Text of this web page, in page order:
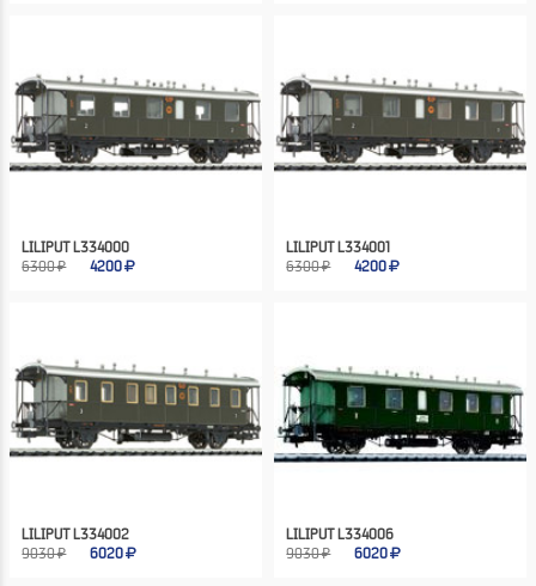
LILIPUT L334000
6300 ₽
4200
LILIPUT L334001
6300 ₽
4200
LILIPUT L334002
9030 ₽
6020
LILIPUT L334006
9030 ₽
6020